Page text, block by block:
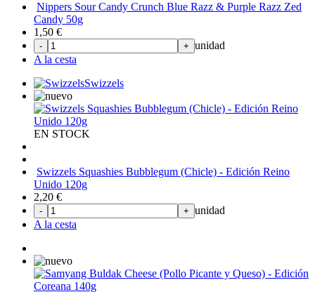
Nippers Sour Candy Crunch Blue Razz & Purple Razz Zed
Candy 50g
1,50 €
- + unidad
A la cesta
Swizzels
EN STOCK
Swizzels Squashies Bubblegum (Chicle) - Edición Reino
Unido 120g
2,20 €
- + unidad
A la cesta